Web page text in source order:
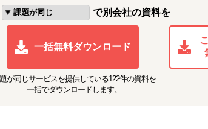
で別会社の資料を
一括無料ダウンロード
が同じサービスを提供している122件の資料を
一括でダウンロードします。